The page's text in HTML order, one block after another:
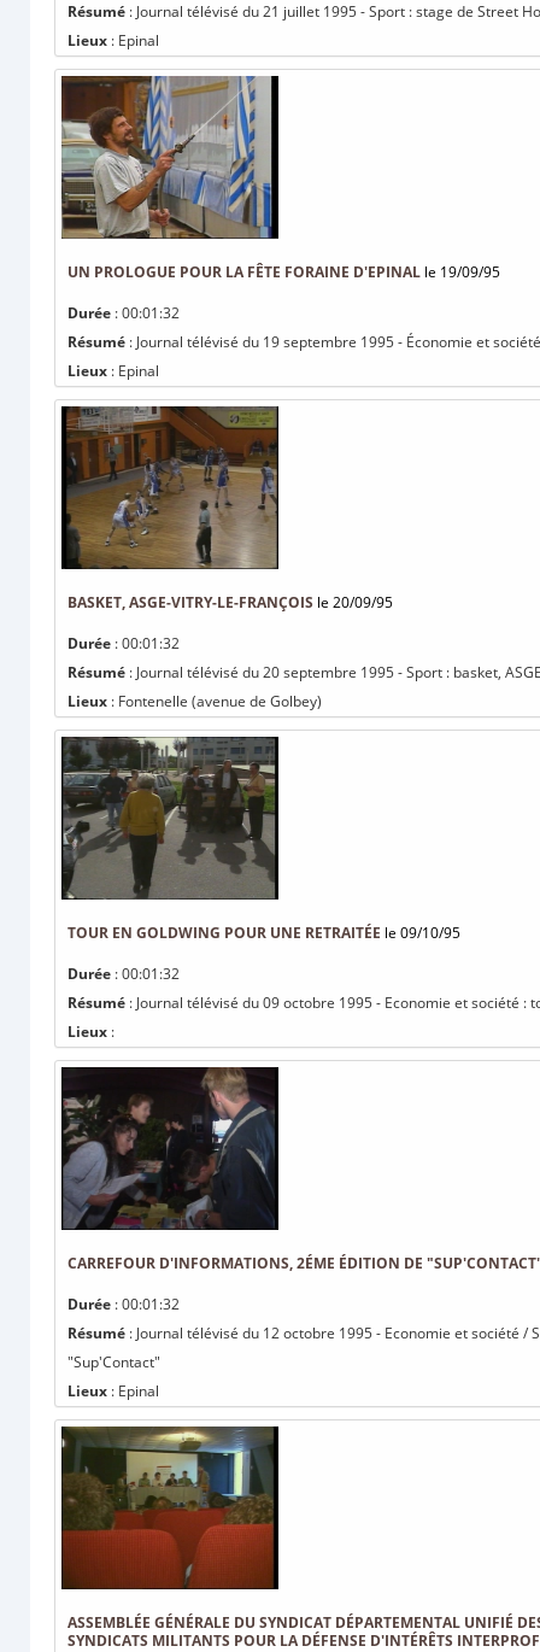
Résumé : Journal télévisé du 21 juillet 1995 - Sport : stage de Street
Lieux : Epinal
UN PROLOGUE POUR LA FÊTE FORAINE D'EPINAL le 19/09/95
Durée : 00:01:32
Résumé : Journal télévisé du 19 septembre 1995 - Économie et
Lieux : Epinal
BASKET, ASGE-VITRY-LE-FRANÇOIS le 20/09/95
Durée : 00:01:32
Résumé : Journal télévisé du 20 septembre 1995 - Sport : basket,
Lieux : Fontenelle (avenue de Golbey)
TOUR EN GOLDWING POUR UNE RETRAITÉE le 09/10/95
Durée : 00:01:32
Résumé : Journal télévisé du 09 octobre 1995 - Economie et société
Lieux :
CARREFOUR D'INFORMATIONS, 2ÉME ÉDITION DE
Durée : 00:01:32
Résumé : Journal télévisé du 12 octobre 1995 - Economie et société
"Sup'Contact"
Lieux : Epinal
ASSEMBLÉE GÉNÉRALE DU SYNDICAT DÉPARTEMENTAL UNIFIÉ
SYNDICATS MILITANTS POUR LA DÉFENSE D'INTÉRÊTS